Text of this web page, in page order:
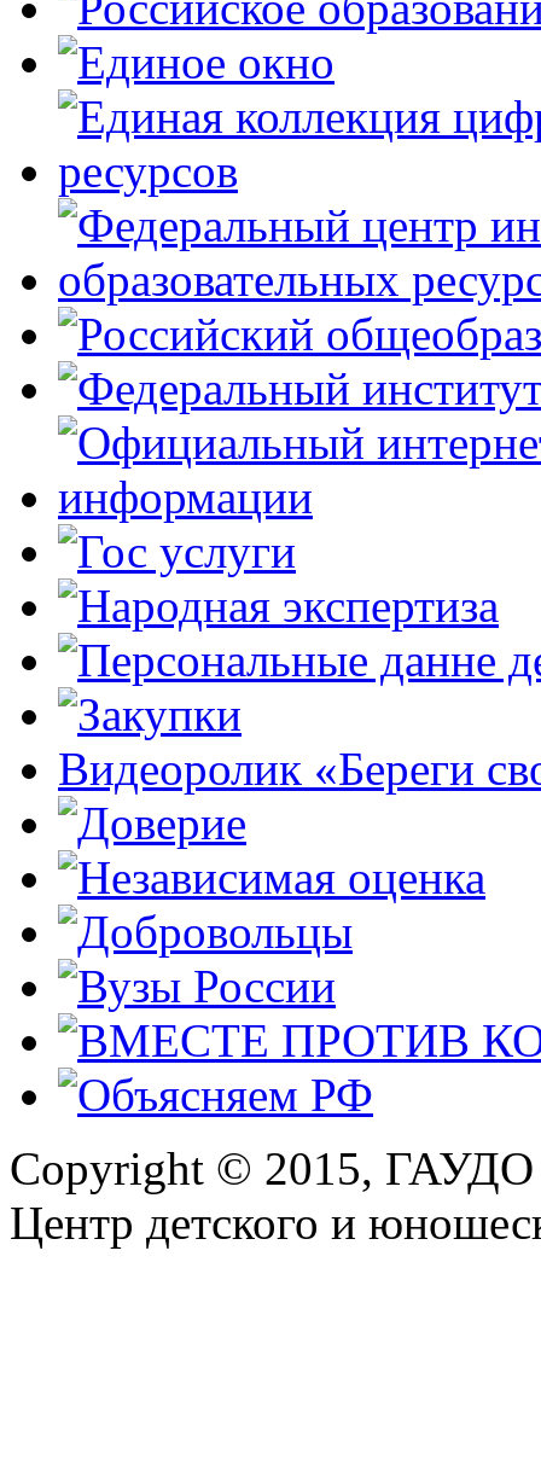
Видеоролик «Береги
Copyright © 2015, ГАУДО
Центр детского и